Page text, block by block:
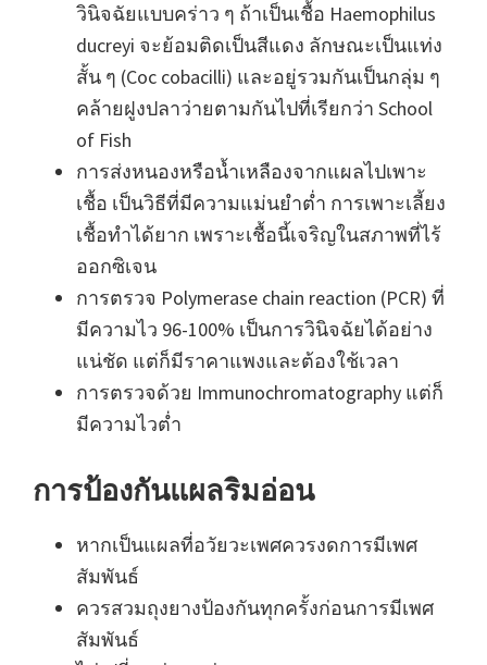
วินิจฉัยแบบคร่าว ๆ ถ้าเป็นเชื้อ Haemophilus
ducreyi จะย้อมติดเป็นสีแดง ลักษณะเป็นแท่ง
สั้น ๆ (Coc cobacilli) และอยู่รวมกันเป็นกลุ่ม ๆ
คล้ายฝูงปลาว่ายตามกันไปที่เรียกว่า School
of Fish
การส่งหนองหรือน้ำเหลืองจากแผลไปเพาะ
เชื้อ เป็นวิธีที่มีความแม่นยำต่ำ การเพาะเลี้ยง
เชื้อทำได้ยาก เพราะเชื้อนี้เจริญในสภาพที่ไร้
ออกซิเจน
การตรวจ Polymerase chain reaction (PCR) ที่
มีความไว 96-100% เป็นการวินิจฉัยได้อย่าง
แน่ชัด แต่ก็มีราคาแพงและต้องใช้เวลา
การตรวจด้วย Immunochromatography แต่ก็
มีความไวต่ำ
การป้องกันแผลริมอ่อน
หากเป็นแผลที่อวัยวะเพศควรงดการมีเพศ
สัมพันธ์
ควรสวมถุงยางป้องกันทุกครั้งก่อนการมีเพศ
สัมพันธ์